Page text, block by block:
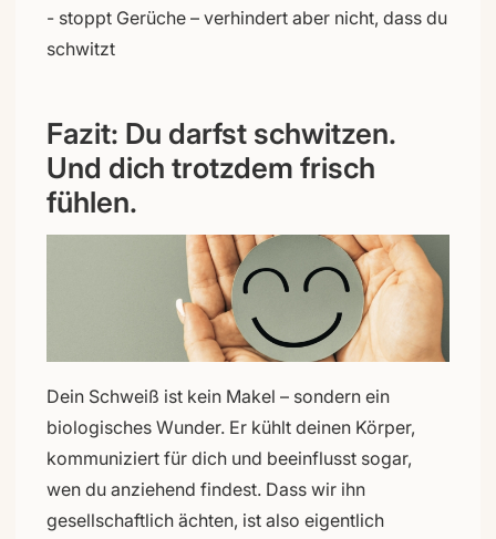
- stoppt Gerüche – verhindert aber nicht, dass du
schwitzt
Fazit: Du darfst schwitzen.
Und dich trotzdem frisch
fühlen.
Dein Schweiß ist kein Makel – sondern ein
biologisches Wunder. Er kühlt deinen Körper,
kommuniziert für dich und beeinflusst sogar,
wen du anziehend findest. Dass wir ihn
gesellschaftlich ächten, ist also eigentlich